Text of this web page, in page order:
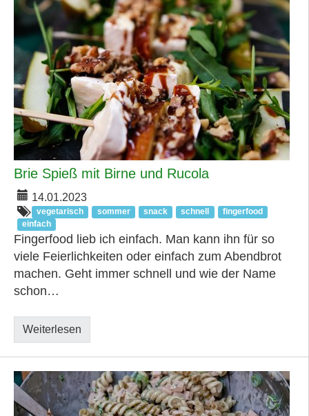
Brie Spieß mit Birne und Rucola
14.01.2023
vegetarisch sommer snack schnell
fingerfood
einfach
Fingerfood lieb ich einfach. Man kann ihn für so
viele Feierlichkeiten oder einfach zum Abendbrot
machen. Geht immer schnell und wie der Name
schon…
Weiterlesen